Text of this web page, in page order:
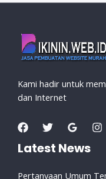
Kami hadir untuk
dan Internet
Latest News
Pertanyaan Umum